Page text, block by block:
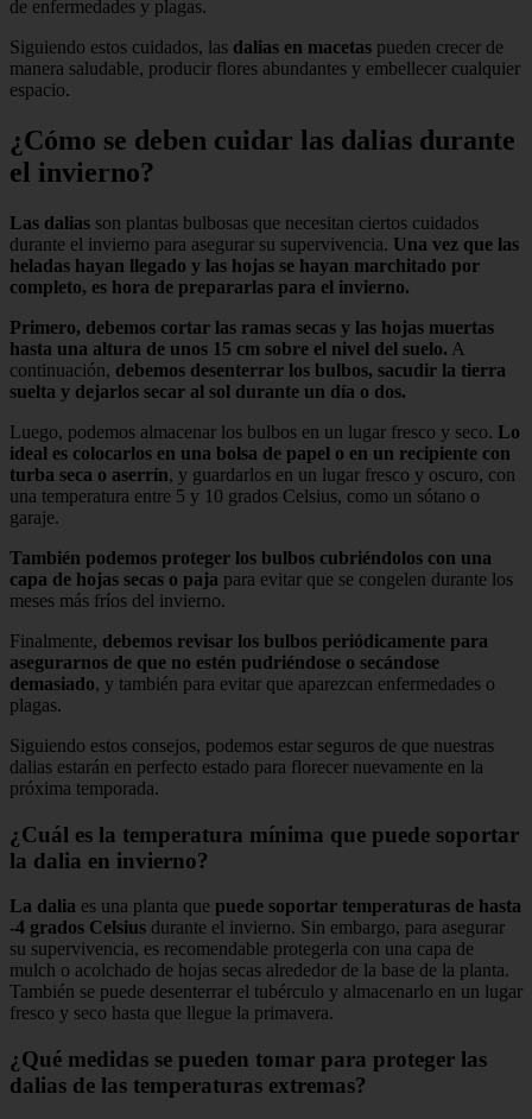
de enfermedades y plagas.
Siguiendo estos cuidados, las dalias en macetas pueden crecer de
manera saludable, producir flores abundantes y embellecer cualquier
espacio.
¿Cómo se deben cuidar las dalias durante
el invierno?
Las dalias son plantas bulbosas que necesitan ciertos cuidados
durante el invierno para asegurar su supervivencia. Una vez que las
heladas hayan llegado y las hojas se hayan marchitado por
completo, es hora de prepararlas para el invierno.
Primero, debemos cortar las ramas secas y las hojas muertas
hasta una altura de unos 15 cm sobre el nivel del suelo. A
continuación, debemos desenterrar los bulbos, sacudir la tierra
suelta y dejarlos secar al sol durante un día o dos.
Luego, podemos almacenar los bulbos en un lugar fresco y seco. Lo
ideal es colocarlos en una bolsa de papel o en un recipiente con
turba seca o aserrín, y guardarlos en un lugar fresco y oscuro, con
una temperatura entre 5 y 10 grados Celsius, como un sótano o
garaje.
También podemos proteger los bulbos cubriéndolos con una
capa de hojas secas o paja para evitar que se congelen durante los
meses más fríos del invierno.
Finalmente, debemos revisar los bulbos periódicamente para
asegurarnos de que no estén pudriéndose o secándose
demasiado, y también para evitar que aparezcan enfermedades o
plagas.
Siguiendo estos consejos, podemos estar seguros de que nuestras
dalias estarán en perfecto estado para florecer nuevamente en la
próxima temporada.
¿Cuál es la temperatura mínima que puede soportar
la dalia en invierno?
La dalia es una planta que puede soportar temperaturas de hasta
-4 grados Celsius durante el invierno. Sin embargo, para asegurar
su supervivencia, es recomendable protegerla con una capa de
mulch o acolchado de hojas secas alrededor de la base de la planta.
También se puede desenterrar el tubérculo y almacenarlo en un lugar
fresco y seco hasta que llegue la primavera.
¿Qué medidas se pueden tomar para proteger las
dalias de las temperaturas extremas?